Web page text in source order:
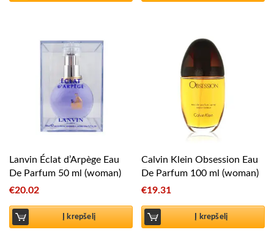
Lanvin Éclat d’Arpège Eau
De Parfum 50 ml (woman)
€20.02
Į krepšelį
Calvin Klein Obsession Eau
De Parfum 100 ml (woman)
€19.31
Į krepšelį